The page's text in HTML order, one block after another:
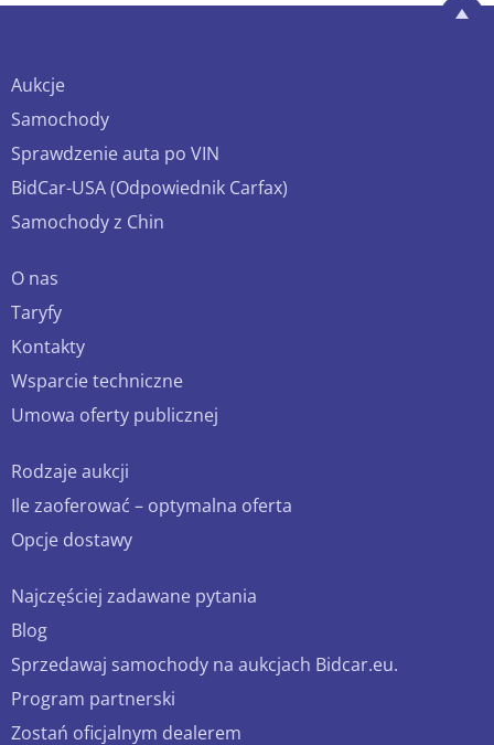
Aukcje
Samochody
Sprawdzenie auta po VIN
BidCar-USA (Odpowiednik Carfax)
Samochody z Chin
O nas
Taryfy
Kontakty
Wsparcie techniczne
Umowa oferty publicznej
Rodzaje aukcji
Ile zaoferować – optymalna oferta
Opcje dostawy
Najczęściej zadawane pytania
Blog
Sprzedawaj samochody na aukcjach Bidcar.eu.
Program partnerski
Zostań oficjalnym dealerem